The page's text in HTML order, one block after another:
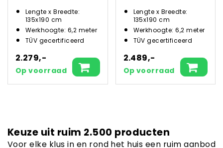
Lengte x Breedte:
135x190 cm
Werkhoogte: 6,2 meter
TÜV gecertificeerd
2.279,-
Op voorraad
Lengte x Breedte:
135x190 cm
Werkhoogte: 6,2 meter
TÜV gecertificeerd
2.489,-
Op voorraad
Keuze uit ruim 2.500 producten
Voor elke klus in en rond het huis een ruim aanbod